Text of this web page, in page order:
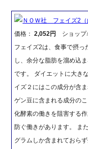
ＮＯＷ社 フェイズ2（
価格：2,052円
ショップ
フェイズ2は、食事で摂っ
し、余分な脂肪を溜め込
です。 ダイエットに大き
イズ２にはこの成分が含
ゲン豆に含まれる成分の
化酵素の働きを阻害する
防ぐ働きがあります。 ま
グラムしか含まれておら